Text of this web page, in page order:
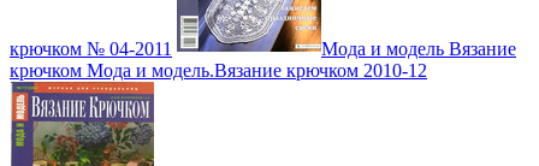
крючком № 04-2011
Мода и модель Вязание
крючком Мода и модель.Вязание крючком 2010-12